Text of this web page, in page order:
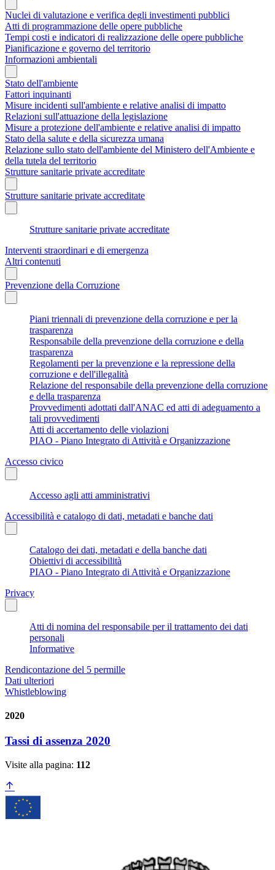
Nuclei di valutazione e verifica degli investimenti pubblici
Atti di programmazione delle opere pubbliche
Tempi costi e indicatori di realizzazione delle opere pubbliche
Pianificazione e governo del territorio
Informazioni ambientali
Stato dell'ambiente
Fattori inquinanti
Misure incidenti sull'ambiente e relative analisi di impatto
Relazioni sull'attuazione della legislazione
Misure a protezione dell'ambiente e relative analisi di impatto
Stato della salute e della sicurezza umana
Relazione sullo stato dell'ambiente del Ministero dell'Ambiente e
della tutela del territorio
Strutture sanitarie private accreditate
Strutture sanitarie private accreditate
Strutture sanitarie private accreditate
Interventi straordinari e di emergenza
Altri contenuti
Prevenzione della Corruzione
Piani triennali di prevenzione della corruzione e per la
trasparenza
Responsabile della prevenzione della corruzione e della
trasparenza
Regolamenti per la prevenzione e la repressione della
corruzione e dell'illegalità
Relazione del responsabile della prevenzione della corruzione
e della trasparenza
Provvedimenti adottati dall'ANAC ed atti di adeguamento a
tali provvedimenti
Atti di accertamento delle violazioni
PIAO - Piano Integrato di Attività e Organizzazione
Accesso civico
Accesso agli atti amministrativi
Accessibilità e catalogo di dati, metadati e banche dati
Catalogo dei dati, metadati e della banche dati
Obiettivi di accessibilità
PIAO - Piano Integrato di Attività e Organizzazione
Privacy
Atti di nomina del responsabile per il trattamento dei dati
personali
Informative
Rendicontazione del 5 permille
Dati ulteriori
Whistleblowing
2020
Tassi di assenza 2020
Visite alla pagina: 112